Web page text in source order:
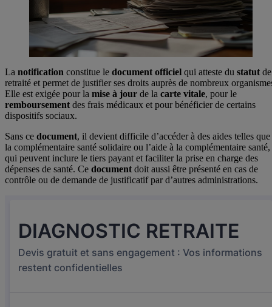
La notification constitue le document officiel qui atteste du statut de
retraité et permet de justifier ses droits auprès de nombreux
Elle est exigée pour la mise à jour de la carte vitale, pour le
remboursement des frais médicaux et pour bénéficier de certains
dispositifs sociaux.
Sans ce document, il devient difficile d’accéder à des aides telles que
la complémentaire santé solidaire ou l’aide à la complémentaire santé,
qui peuvent inclure le tiers payant et faciliter la prise en charge des
dépenses de santé. Ce document doit aussi être présenté en cas de
contrôle ou de demande de justificatif par d’autres administrations.